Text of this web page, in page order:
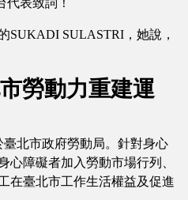
表致詞！
SUKADI SULASTRI，她說，
勞動力重建運
臺北市政府勞動局。針對身心
心障礙者加入勞動市場行列、
在臺北市工作生活權益及促進